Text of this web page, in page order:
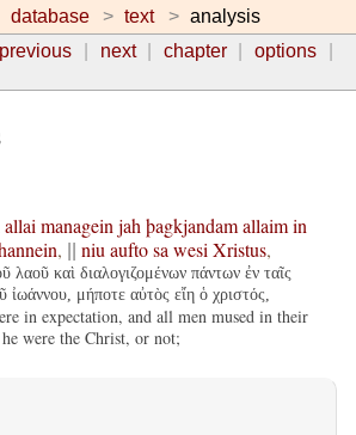
database text
analysis
previous next chapter
options
allai managein jah þagkjandamallaimin
, niu auftosa wesi Xristus,
καὶ διαλογιζομένων πάντων ἐν ταῖς
ἰωάννου, μήποτε αὐτὸς εἴη ὁ χριστός,
in expectation, and all men mused in their
were the Christ, or not;